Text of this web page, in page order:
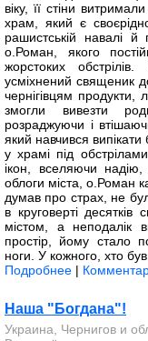
віку, її стіни
храм, який є
рашистській навалі
о.Роман, якого
жорстоких
усміхнений священик
чернігівцям продукти,
змогли вивезти
розраджуючи і
який навчився
у храмі під
ікон, вселяючи
облоги міста, о.Роман
думав про страх, не
в круговерті
містом, а неподалік
простір, йому стало
ноги. У кожного, хто
Подробнее |
Наша "Богдана"!
Украина, Чернигов и